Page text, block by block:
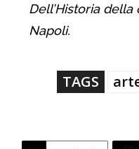
Dell’Historia
Napoli.
TAGS